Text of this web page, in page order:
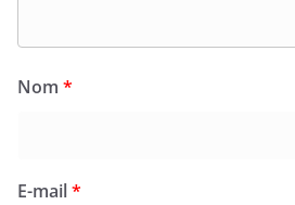
Nom *
E-mail*